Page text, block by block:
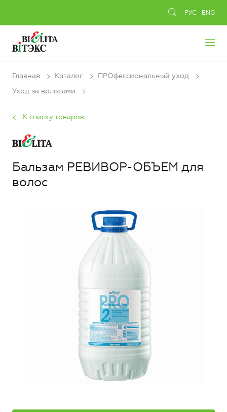
РУС ENG
Главная Каталог
ПРОфессиональный уход
Уход за волосами
К списку товаров
Бальзам РЕВИВОР-ОБЪЕМ для
волос